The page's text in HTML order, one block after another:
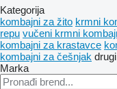
Kategorija
kombajni za žito krmni
repu vučeni krmni
kombajni za krastavce
kombajni za češnjak
Marka